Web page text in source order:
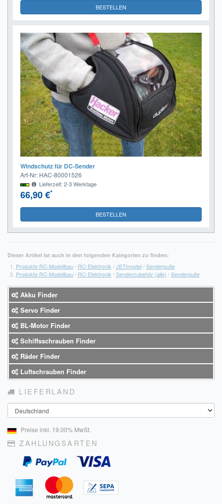
BESTELLEN
Windschutz für DC-Sender
Art-Nr: HAC-80001526
Lieferzeit: 2-3 Werktage
66,90 €*
BESTELLEN
Dieser Artikel ist auch in den folgenden Kategorien zu finden:
Produkte RC-Modellbau/ RC-Elektronik /JETImodel/Senderpulte
Produkte RC-Modellbau/ RC-Elektronik /Senderzubehör (alle) /Senderpulte
Akku Finder
Servo Finder
BL-Motor Finder
Schiffsschrauben Finder
Räder Finder
Luftschrauben Finder
LIEFERLAND
Land
Preise inkl. 19.00% MwSt.
ZAHLUNGSARTEN